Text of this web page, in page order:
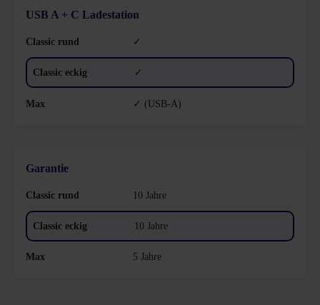
USB A + C Ladestation
✓
✓
✓ (USB-A)
Garantie
10 Jahre
10 Jahre
5 Jahre